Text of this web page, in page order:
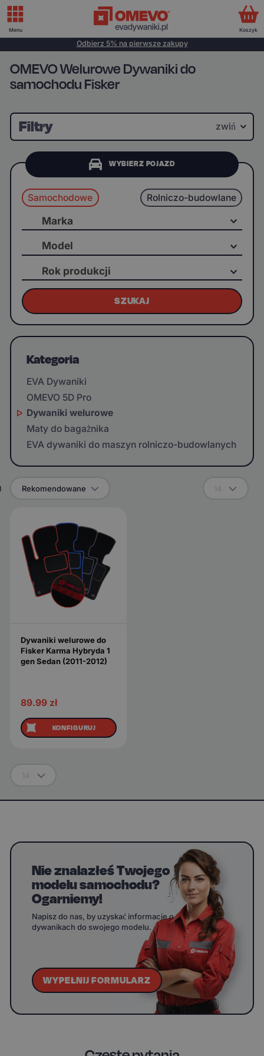
Odbierz 5% na pierwsze zakupy
OMEVO Welurowe Dywaniki do
samochodu Fisker
Filtry zwiń
WYBIERZ POJAZD
Samochodowe Rolniczo-budowlane
Marka
Model
Rok produkcji
SZUKAJ
Kategoria
EVA Dywaniki
OMEVO 5D Pro
Dywaniki welurowe
Maty do bagażnika
EVA dywaniki do maszyn rolniczo-budowlanych
Rekomendowane
Dywaniki welurowe do
Fisker Karma Hybryda 1
gen Sedan (2011-2012)
89.99 zł
KONFIGURUJ
Nie znalazłeś Twojego
modelu samochodu?
Ogarniemy!
Napisz do nas, by uzyskać informacje o
dywanikach do swojego modelu.
WYPEŁNIJ FORMULARZ
Menu Koszyk